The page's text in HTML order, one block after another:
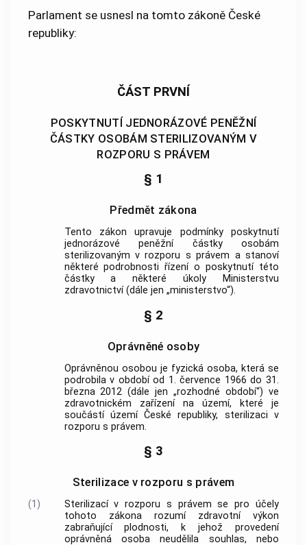
Parlament se usnesl na tomto zákoně České
republiky:
ČÁST PRVNÍ
POSKYTNUTÍ JEDNORÁZOVÉ PENĚŽNÍ
ČÁSTKY OSOBÁM STERILIZOVANÝM V
ROZPORU S PRÁVEM
§ 1
Předmět zákona
Tento zákon upravuje podmínky poskytnutí
jednorázové peněžní částky osobám
sterilizovaným v rozporu s právem a stanoví
některé podrobnosti řízení o poskytnutí této
částky a některé úkoly Ministerstvu
zdravotnictví (dále jen „ministerstvo“).
§ 2
Oprávněné osoby
Oprávněnou osobou je fyzická osoba, která se
podrobila v období od 1. července 1966 do 31.
března 2012 (dále jen „rozhodné období“) ve
zdravotnickém zařízení na území, které je
součástí území České republiky, sterilizaci v
rozporu s právem.
§ 3
Sterilizace v rozporu s právem
(1) Sterilizací v rozporu s právem se pro účely
tohoto zákona rozumí zdravotní výkon
zabraňující plodnosti, k jehož provedení
oprávněná osobaneudělila souhlas, nebo